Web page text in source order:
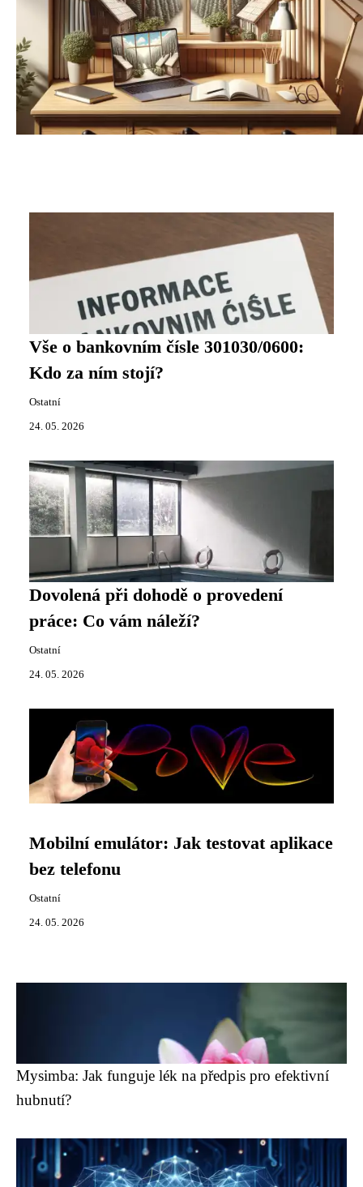
Vše o bankovním čísle 301030/0600:
Kdo za ním stojí?
Ostatní
24. 05. 2026
Dovolená při dohodě o provedení
práce: Co vám náleží?
Ostatní
24. 05. 2026
Mobilní emulátor: Jak testovat aplikace
bez telefonu
Ostatní
24. 05. 2026
Mysimba: Jak funguje lék na předpis pro efektivní
hubnutí?